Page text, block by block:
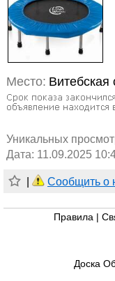
Место: Витебская
Уникальных
Дата: 11.09.2025
Сообщить о
Правила
Доска